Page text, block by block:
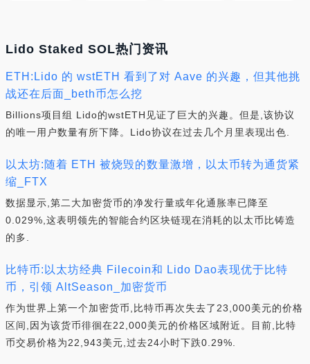
Lido Staked SOL热门资讯
ETH:Lido 的 wstETH 看到了对 Aave 的兴趣，但其他挑
战还在后面_beth币怎么挖
Billions项目组 Lido的wstETH见证了巨大的兴趣。但是,该协议
的唯一用户数量有所下降。Lido协议在过去几个月里表现出色.
以太坊:随着 ETH 被烧毁的数量激增，以太币转为通货紧
缩_FTX
数据显示,第二大加密货币的净发行量或年化通胀率已降至
0.029%,这表明领先的智能合约区块链现在消耗的以太币比铸造
的多.
比特币:以太坊经典 Filecoin和 Lido Dao表现优于比特
币，引领 AltSeason_加密货币
作为世界上第一个加密货币,比特币再次失去了23,000美元的价格
区间,因为该货币徘徊在22,000美元的价格区域附近。目前,比特
币交易价格为22,943美元,过去24小时下跌0.29%.